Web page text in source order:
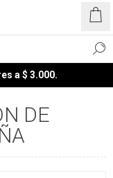
a $ 3.000.
DE